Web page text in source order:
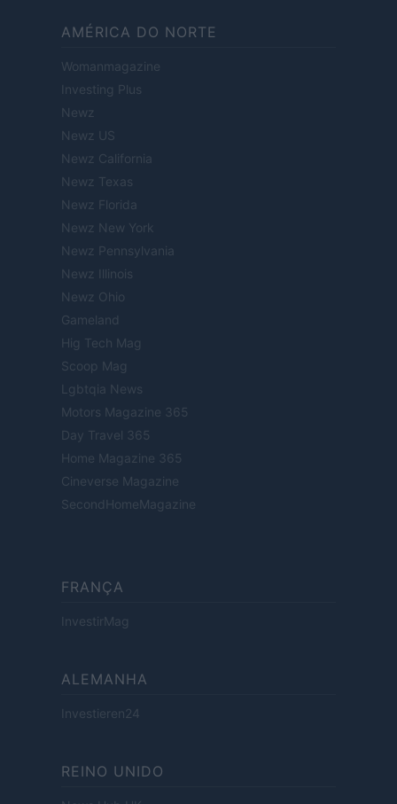
AMÉRICA DO NORTE
Womanmagazine
Investing Plus
Newz
Newz US
Newz California
Newz Texas
Newz Florida
Newz New York
Newz Pennsylvania
Newz Illinois
Newz Ohio
Gameland
Hig Tech Mag
Scoop Mag
Lgbtqia News
Motors Magazine 365
Day Travel 365
Home Magazine 365
Cineverse Magazine
SecondHomeMagazine
FRANÇA
InvestirMag
ALEMANHA
Investieren24
REINO UNIDO